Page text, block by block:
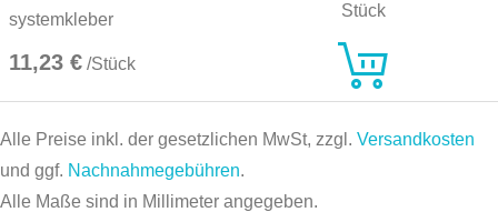
systemkleber
11,23 € /Stück
Stück
Alle Preise inkl. der gesetzlichen MwSt, zzgl. Versandkosten
und ggf. Nachnahmegebühren.
Alle Maße sind in Millimeter angegeben.